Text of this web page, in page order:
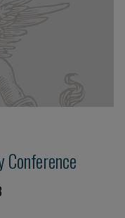
Conference